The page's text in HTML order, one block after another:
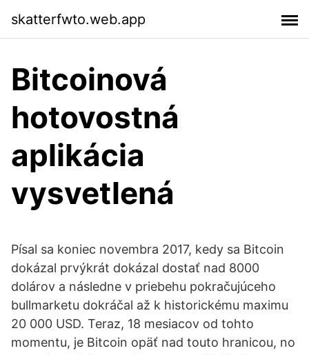
skatterfwto.web.app
Bitcoinová
hotovostná
aplikácia
vysvetlená
Písal sa koniec novembra 2017, kedy sa Bitcoin
dokázal prvýkrát dokázal dostať nad 8000
dolárov a následne v priebehu pokračujúceho
bullmarketu dokráčal až k historickému maximu
20 000 USD. Teraz, 18 mesiacov od tohto
momentu, je Bitcoin opäť nad touto hranicou, no